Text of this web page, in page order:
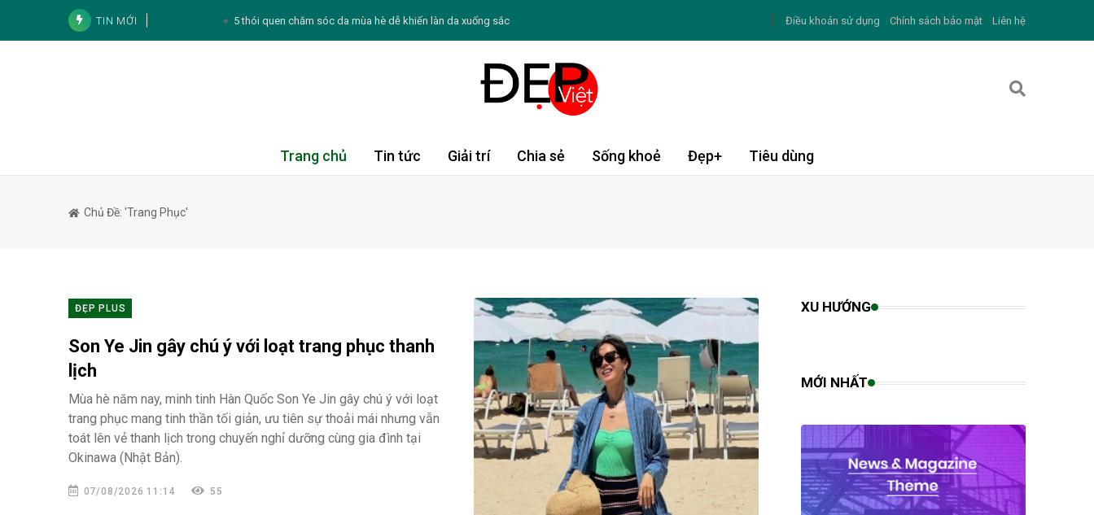
TIN MỚI 3 sai lầm khi rán cá có thể ảnh hưởng đến sức khỏe
Diễn viên Hương Giang kín tiếng sau khi lấy chồng
Noo Phước Thịnh và cách tích lũy tài sản: Không ồn ào, ưu tiên những giá trị bền vững
Tử vi cá nhân hàng ngày 12 cung Hoàng Đạo thứ bảy ngày 8/8/2026: Sư Tử tràn động lực
Tử vi 12 con giáp ngày 8/8/2026: Tý, Mão, Dậu tài lộc khởi sắc; Dần, Tỵ cần thận trọng
Điều khoản sử dụng Chính sách bảo mật Liên hệ
Trang chủ Tin tức Giải trí Chia sẻ Sống khoẻ Đẹp+ Tiêu dùng
Chủ Đề: 'trang Phục'
ĐẸP PLUS
Son Ye Jin gây chú ý với loạt trang phục thanh
lịch
Mùa hè năm nay, minh tinh Hàn Quốc Son Ye Jin gây chú ý với loạt
trang phục mang tinh thần tối giản, ưu tiên sự thoải mái nhưng vẫn
toát lên vẻ thanh lịch trong chuyến nghỉ dưỡng cùng gia đình tại
Okinawa (Nhật Bản).
07/08/2026 11:14 55
XU HƯỚNG
MỚI NHẤT